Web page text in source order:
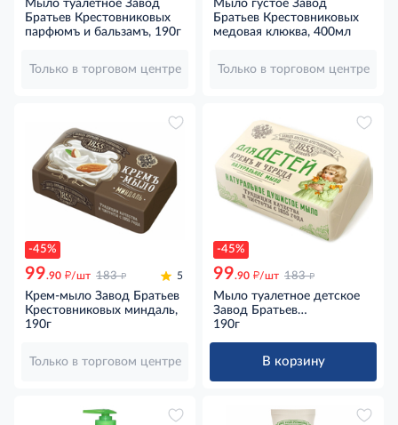
Мыло туалетное Завод
Братьев Крестовниковых
парфюмъ и бальзамъ, 190г
Только в торговом центре
Мыло густое Завод
Братьев Крестовниковых
медовая клюква, 400мл
Только в торговом центре
-45%
99.90 д/шт 183 д 5
Крем-мыло Завод Братьев
Крестовниковых миндаль,
190г
Только в торговом центре
-45%
99.90 д/шт 183 д
Мыло туалетное детское
Завод Братьев
Крестовниковых Крем-
190г
В корзину